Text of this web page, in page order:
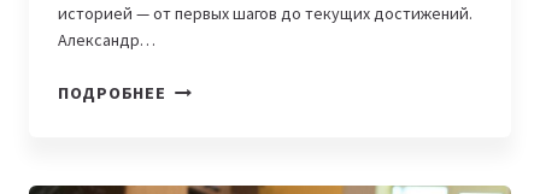
историей — от первых шагов до текущих достижений.
Александр…
ПОДРОБНЕЕ «ДВА